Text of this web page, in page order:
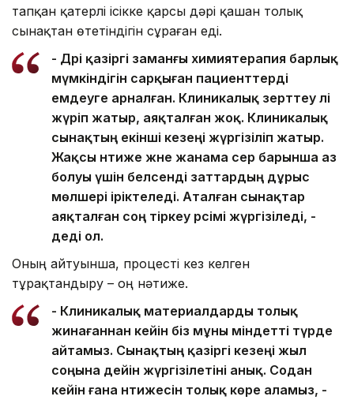
тапқан қатерлі ісікке қарсы дәрі қашан толық
сынақтан өтетіндігін сұраған еді.
- Дәрі қазіргі заманғы химиятерапия барлық
мүмкіндігін сарқыған пациенттерді
емдеуге арналған. Клиникалық зерттеу әлі
жүріп жатыр, аяқталған жоқ. Клиникалық
сынақтың екінші кезеңі жүргізіліп жатыр.
Жақсы нәтиже және жанама әсер барынша аз
болуы үшін белсенді заттардың дұрыс
мөлшері іріктеледі. Аталған сынақтар
аяқталған соң тіркеу рәсімі жүргізіледі, -
деді ол.
Оның айтуынша, процесті кез келген
тұрақтандыру – оң нәтиже.
- Клиникалық материалдарды толық
жинағаннан кейін біз мұны міндетті түрде
айтамыз. Сынақтың қазіргі кезеңі жыл
соңына дейін жүргізілетіні анық. Содан
кейін ғана нәтижесін толық көре аламыз, -